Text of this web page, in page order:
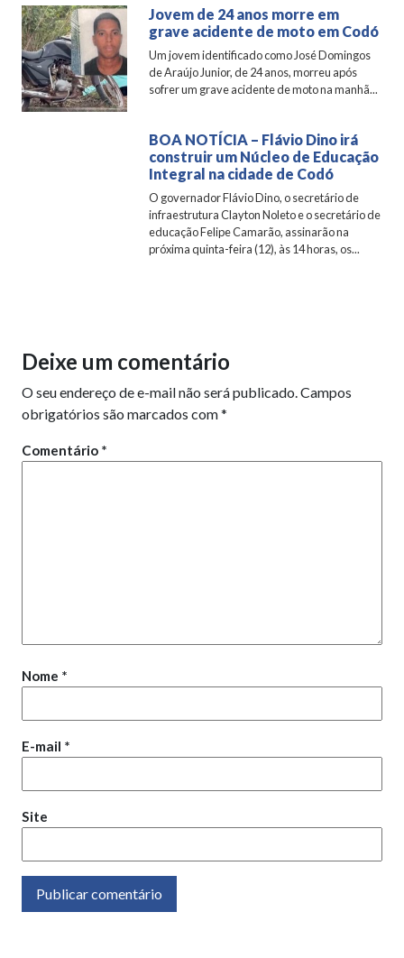
Jovem de 24 anos morre em
grave acidente de moto em Codó
Um jovem identificado como José Domingos
de Araújo Junior, de 24 anos, morreu após
sofrer um grave acidente de moto na manhã...
BOA NOTÍCIA – Flávio Dino irá
construir um Núcleo de Educação
Integral na cidade de Codó
O governador Flávio Dino, o secretário de
infraestrutura Clayton Noleto e o secretário de
educação Felipe Camarão, assinarão na
próxima quinta-feira (12), às 14 horas, os...
Deixe um comentário
O seu endereço de e-mail não será publicado.Campos
obrigatórios são marcados com*
Comentário *
Nome *
E-mail *
Site